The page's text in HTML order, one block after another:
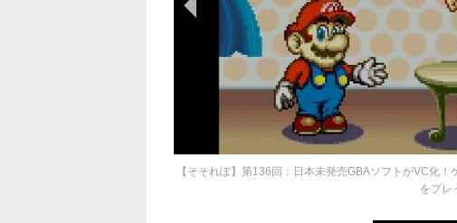
【そそれぽ】第136回：日本未発売GBAソフトがVC化
をプレ